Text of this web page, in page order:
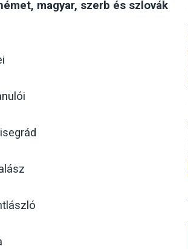
magyar, szerb és szlovák